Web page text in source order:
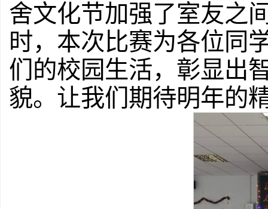
舍文化节加强了室友之
时，本次比赛为各位同
们的校园生活，彰显出
貌。让我们期待明年的